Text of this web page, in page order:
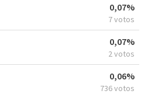
0,07%
7 votos
0,07%
2 votos
0,06%
736 votos